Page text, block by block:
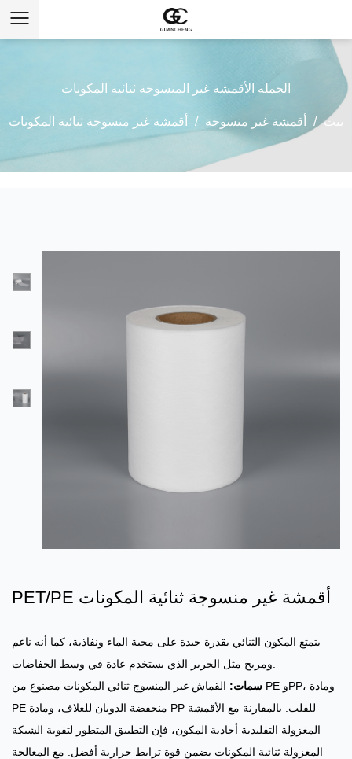
الجملة الأقمشة غير المنسوجة ثنائية المكونات
بيت / أقمشة غير منسوجة / أقمشة غير منسوجة ثنائية المكونات
PET/PE أقمشة غير منسوجة ثنائية المكونات
يتمتع المكون الثنائي بقدرة جيدة على محبة الماء ونفاذية، كما أنه ناعم
سمات: القماش غير المنسوج ثنائي المكونات مصنوع من PE وPP، ومادة
PE منخفضة الذوبان للغلاف، ومادة PP للقلب. بالمقارنة مع الأقمشة
المغزولة التقليدية أحادية المكون، فإن التطبيق المتطور لتقوية الشبكة
المغزولة ثنائية المكونات يضمن قوة ترابط حرارية أفضل. مع المعالجة